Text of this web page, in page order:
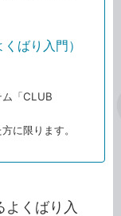
ばり入門）
ム「CLUB
に限ります。
くばり入